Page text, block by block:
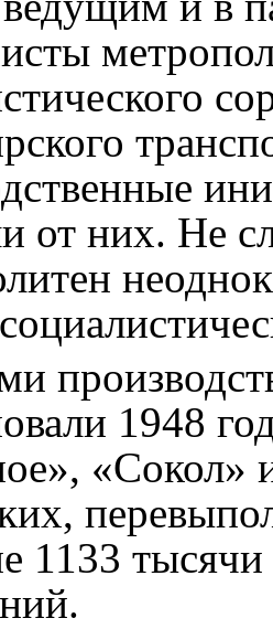
от них. Не
1948
«Сокол»
1133